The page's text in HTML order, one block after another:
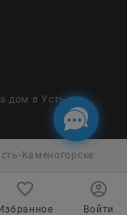
дом в Усть-
Каменогорске
Войти